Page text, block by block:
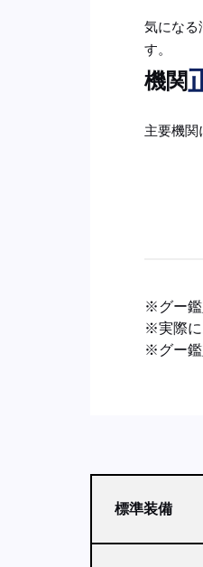
気になる
す。
機関
主要機関
※グー鑑
※実際に
※グー鑑
標準装備